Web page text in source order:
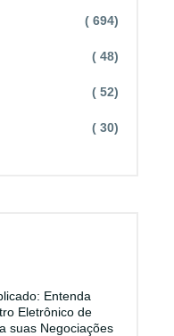
( 694)
( 48)
( 52)
( 30)
Entenda
Eletrônico de
suas Negociações